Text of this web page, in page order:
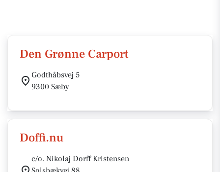
Den Grønne Carport
Godthåbsvej 5
9300 Sæby
Doffi.nu
c/o. Nikolaj Dorff Kristensen